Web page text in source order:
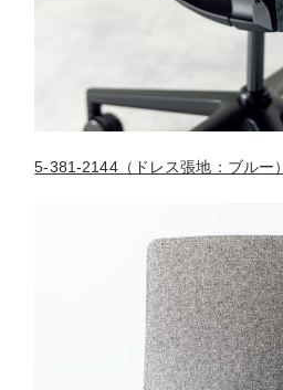
5-381-2144（ドレス張地：ブルー）